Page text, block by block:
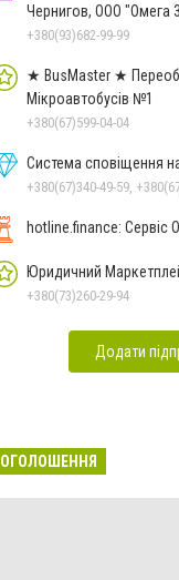
Чернигов, ООО "Омега
+380(93)682-99-99
★ BusMaster ★
Мікроавтобусів №1
+380(67)599-04-04
Система сповіщення
+380(67)340-49-59,
hotline.finance: Сервіс
Юридичний
+380(73)260-29-94
Додати
ОГОЛОШЕННЯ